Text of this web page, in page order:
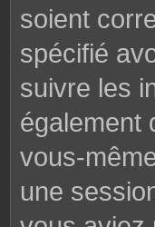
soient
spécifié
suivre les
également
vous-
une